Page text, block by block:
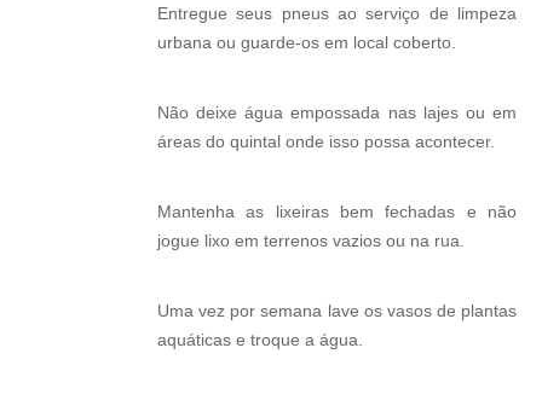
Entregue seus pneus ao serviço de limpeza
urbana ou guarde-os em local coberto.
Não deixe água empossada nas lajes ou em
áreas do quintal onde isso possa acontecer.
Mantenha as lixeiras bem fechadas e não
jogue lixo em terrenos vazios ou na rua.
Uma vez por semana lave os vasos de plantas
aquáticas e troque a água.